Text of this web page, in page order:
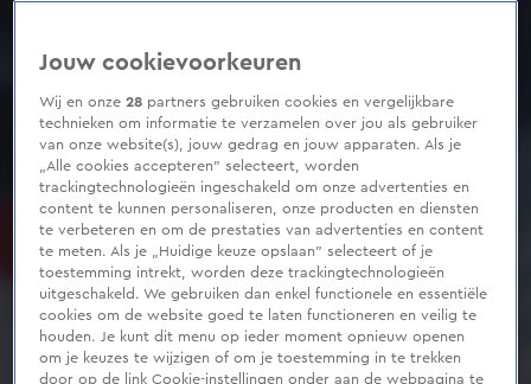
Jouw cookievoorkeuren
Wij en onze28 partners gebruiken cookies en vergelijkbare
technieken om informatie te verzamelen over jou als gebruiker
van onze website(s), jouw gedrag en jouw apparaten. Als je
„Alle cookies accepteren” selecteert, worden
trackingtechnologieën ingeschakeld om onze advertenties en
content te kunnen personaliseren, onze producten en diensten
te verbeteren en om de prestaties van advertenties en content
te meten. Als je „Huidige keuze opslaan” selecteert of je
toestemming intrekt, worden deze trackingtechnologieën
uitgeschakeld. We gebruiken dan enkel functionele en essentiële
cookies om de website goed te laten functioneren en veilig te
houden. Je kunt dit menu op ieder moment opnieuw openen
om je keuzes te wijzigen of om je toestemming in te trekken
door op de link Cookie-instellingen onder aan de webpagina te